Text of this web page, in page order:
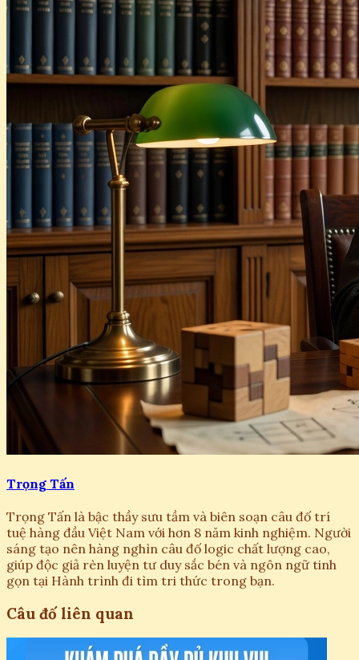
Trọng Tấn
Trọng Tấn là bậc thầy sưu tầm và biên soạn câu đố trí
tuệ hàng đầu Việt Nam với hơn 8 năm kinh nghiệm. Người
sáng tạo nên hàng nghìn câu đố logic chất lượng cao,
giúp độc giả rèn luyện tư duy sắc bén và ngôn ngữ tinh
gọn tại Hành trình đi tìm tri thức trong bạn.
Câu đố liên quan